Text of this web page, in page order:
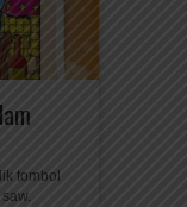
tombol